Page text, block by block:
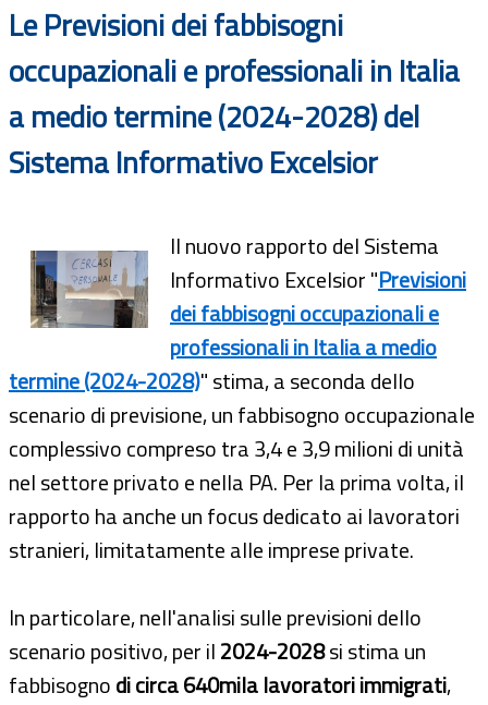
Le Previsioni dei fabbisogni
occupazionali e professionali in Italia
a medio termine (2024-2028) del
Sistema Informativo Excelsior
Il nuovo rapporto del Sistema
Informativo Excelsior "Previsioni
dei fabbisogni occupazionali e
professionali in Italia a medio
termine (2024-2028)" stima, a seconda dello
scenario di previsione, un fabbisogno occupazionale
complessivo compreso tra 3,4 e 3,9 milioni di unità
nel settore privato e nella PA. Per la prima volta, il
rapporto ha anche un focus dedicato ai lavoratori
stranieri, limitatamente alle imprese private.
In particolare, nell'analisi sulle previsioni dello
scenario positivo, per il2024-2028si stima un
fabbisognodi circa 640mila lavoratori immigrati,